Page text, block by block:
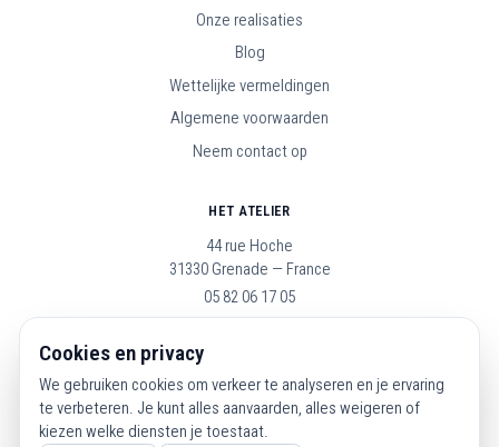
Onze realisaties
Blog
Wettelijke vermeldingen
Algemene voorwaarden
Neem contact op
HET ATELIER
44 rue Hoche
31330 Grenade — France
05 82 06 17 05
VOLG ONS
Cookies en privacy
We gebruiken cookies om verkeer te analyseren en je ervaring
te verbeteren. Je kunt alles aanvaarden, alles weigeren of
kiezen welke diensten je toestaat.